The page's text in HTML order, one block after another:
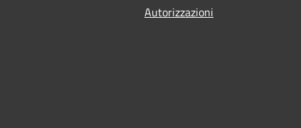
Autorizzazioni